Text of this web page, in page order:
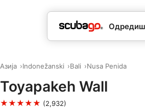
Азија Indonežanski Bali Nusa Penida
Toyapakeh Wall
★★★★★ (2,932)